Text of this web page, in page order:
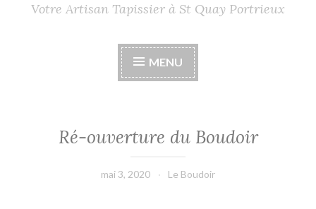
Votre Artisan Tapissier à St Quay Portrieux
MENU
Ré-ouverture du Boudoir
mai 3, 2020 Le Boudoir